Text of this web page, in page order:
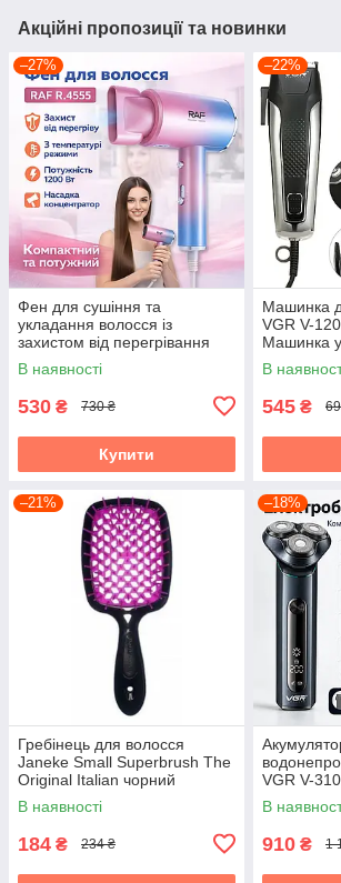
Акційні пропозиції та новинки
–27%
Фен для сушіння та
укладання волосся із
захистом від перегрівання
та концентратором RAF
R.4555 1200W
В наявності
530 ₴ 730 ₴
Купити
–22%
Машинка
VGR V-
Машинка
стриження
В
545 ₴
–21%
Гребінець для волосся
Janeke Small Superbrush The
Original Italian чорний
В наявності
184 ₴ 234 ₴
–18%
VGR V-
В
910 ₴ 1